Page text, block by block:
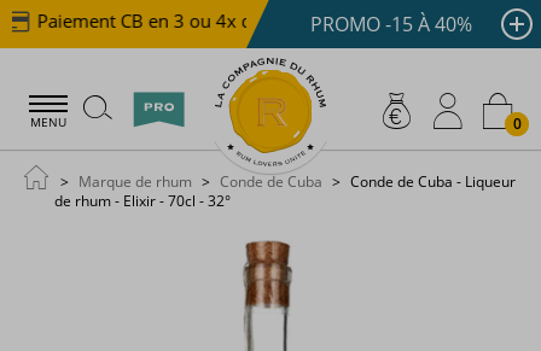
Paiement CB en 3 ou 4x dès 100 € Livraison offerte
PROMO -15 À 40%
MENU 0
Marque de rhum Conde de Cuba
Conde de Cuba - Liqueur
de rhum - Elixir - 70cl - 32°